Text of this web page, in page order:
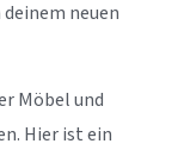
neuen
Möbel und
Hier ist ein